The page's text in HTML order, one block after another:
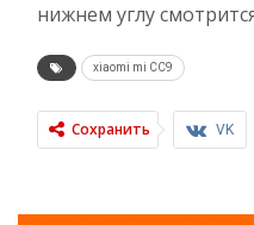
нижнем углу
xiaomi mi CC9
Сохранить VK